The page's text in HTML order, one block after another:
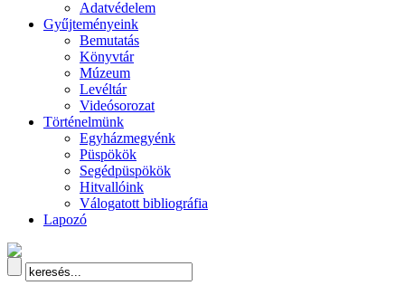
Adatvédelem
Gyűjteményeink
Bemutatás
Könyvtár
Múzeum
Levéltár
Videósorozat
Történelmünk
Egyházmegyénk
Püspökök
Segédpüspökök
Hitvallóink
Válogatott bibliográfia
Lapozó